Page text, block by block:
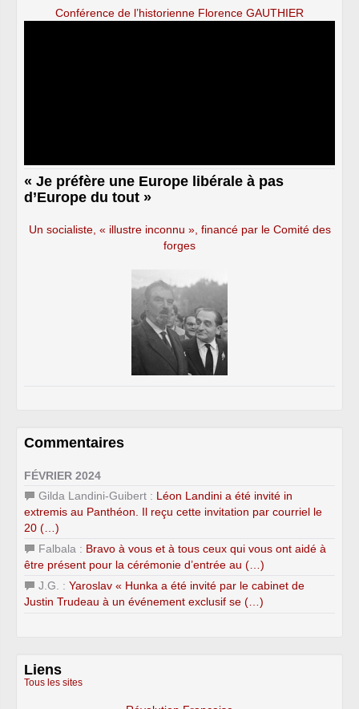
Conférence de l’historienne Florence GAUTHIER
« Je préfère une Europe libérale à pas
d’Europe du tout »
Un socialiste, « illustre inconnu », financé par le Comité des
forges
Commentaires
FÉVRIER 2024
Gilda Landini-Guibert : Léon Landini a été invité in
extremis au Panthéon. Il reçu cette invitation par courriel le
20 (…)
Falbala : Bravo à vous et à tous ceux qui vous ont aidé à
être présent pour la cérémonie d’entrée au (…)
J.G. : Yaroslav « Hunka a été invité par le cabinet de
Justin Trudeau à un événement exclusif se (…)
Liens
Tous les sites